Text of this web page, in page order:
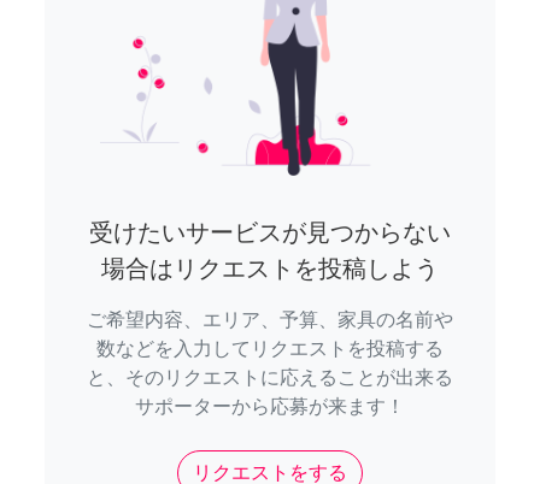
受けたいサービスが見つからない
場合はリクエストを投稿しよう
ご希望内容、エリア、予算、家具の名前や
数などを入力してリクエストを投稿する
と、そのリクエストに応えることが出来る
サポーターから応募が来ます！
リクエストをする